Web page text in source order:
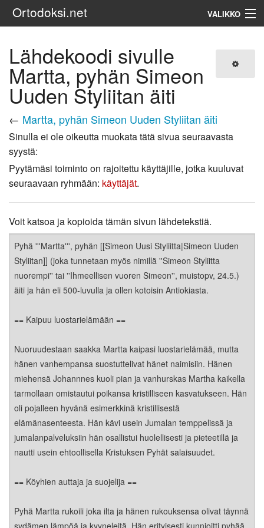
Ortodoksi.net VALIKKO
Haku
Lähdekoodi sivulle
Martta, pyhän Simeon
Uuden Styliitan äiti
← Martta, pyhän Simeon Uuden Styliitan äiti
Sinulla ei ole oikeutta muokata tätä sivua seuraavasta
syystä:
Pyytämäsi toiminto on rajoitettu käyttäjille, jotka kuuluvat
seuraavaan ryhmään: käyttäjät.
Voit katsoa ja kopioida tämän sivun lähdetekstiä.